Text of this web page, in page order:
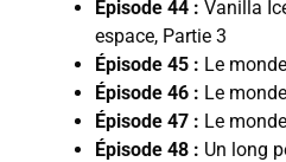
Épisode 44 : Vanilla
espace, Partie 3
Épisode 45 : Le
Épisode 46 : Le
Épisode 47 : Le
Épisode 48 : Un long